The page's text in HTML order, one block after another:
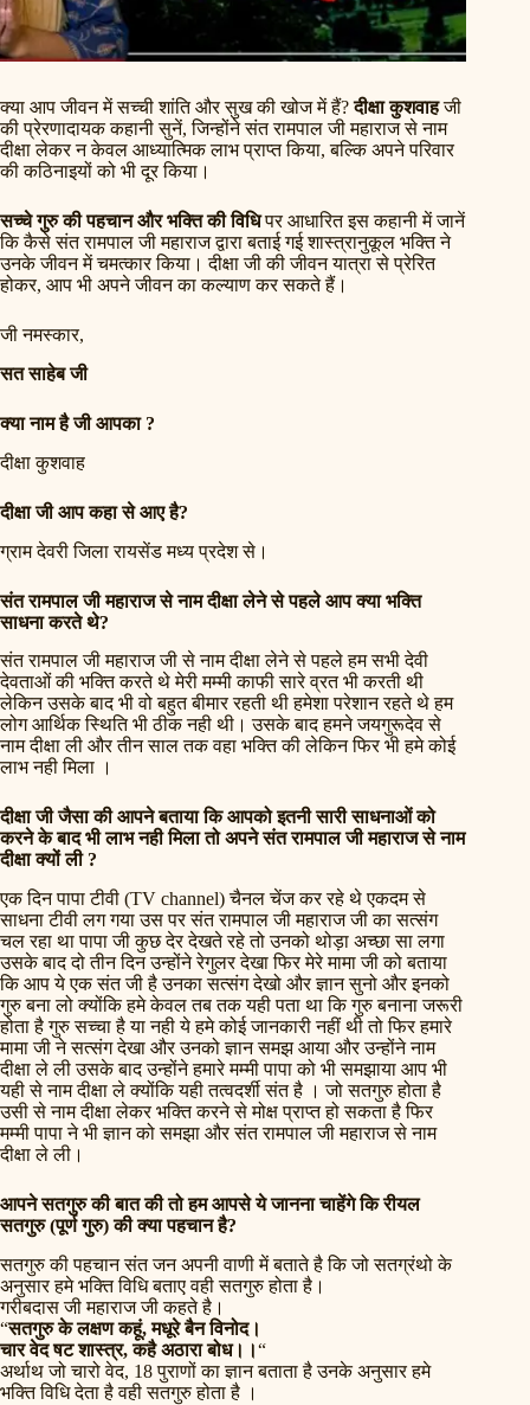
क्या आप जीवन में सच्ची शांति और सुख की खोज में हैं?दीक्षा कुशवाहजी
की प्रेरणादायक कहानी सुनें, जिन्होंने संत रामपाल जी महाराज से नाम
दीक्षा लेकर न केवल आध्यात्मिक लाभ प्राप्त किया, बल्कि अपने परिवार
की कठिनाइयों को भी दूर किया।
सच्चे गुरु की पहचान और भक्ति की विधिपर आधारित इस कहानी में जानें
कि कैसे संत रामपाल जी महाराज द्वारा बताई गई शास्त्रानुकूल भक्ति ने
उनके जीवन में चमत्कार किया। दीक्षा जी की जीवन यात्रा से प्रेरित
होकर, आप भी अपने जीवन का कल्याण कर सकते हैं।
जी नमस्कार,
सत साहेब जी
क्या नाम है जी आपका ?
दीक्षा कुशवाह
दीक्षा जी आप कहा से आए है?
ग्राम देवरी जिला रायसेंड मध्य प्रदेश से।
संत रामपाल जी महाराज से नाम दीक्षा लेने से पहले आप क्या भक्ति
साधना करते थे?
संत रामपाल जी महाराज जी से नाम दीक्षा लेने से पहले हम सभी देवी
देवताओं की भक्ति करते थे मेरी मम्मी काफी सारे व्रत भी करती थी
लेकिन उसके बाद भी वो बहुत बीमार रहती थी हमेशा परेशान रहते थे हम
लोग आर्थिक स्थिति भी ठीक नही थी। उसके बाद हमने जयगुरूदेव से
नाम दीक्षा ली और तीन साल तक वहा भक्ति की लेकिन फिर भी हमे कोई
लाभ नही मिला ।
दीक्षा जी जैसा की आपने बताया कि आपको इतनी सारी साधनाओं को
करने के बाद भी लाभ नही मिला तो अपने संत रामपाल जी महाराज से नाम
दीक्षा क्यों ली ?
एक दिन पापा टीवी (TV channel) चैनल चेंज कर रहे थे एकदम से
साधना टीवी लग गया उस पर संत रामपाल जी महाराज जी का सत्संग
चल रहा था पापा जी कुछ देर देखते रहे तो उनको थोड़ा अच्छा सा लगा
उसके बाद दो तीन दिन उन्होंने रेगुलर देखा फिर मेरे मामा जी को बताया
कि आप ये एक संत जी है उनका सत्संग देखो और ज्ञान सुनो और इनको
गुरु बना लो क्योंकि हमे केवल तब तक यही पता था कि गुरु बनाना जरूरी
होता है गुरु सच्चा है या नही ये हमे कोई जानकारी नहीं थी तो फिर हमारे
मामा जी ने सत्संग देखा और उनको ज्ञान समझ आया और उन्होंने नाम
दीक्षा ले ली उसके बाद उन्होंने हमारे मम्मी पापा को भी समझाया आप भी
यही से नाम दीक्षा ले क्योंकि यही तत्वदर्शी संत है । जो सतगुरु होता है
उसी से नाम दीक्षा लेकर भक्ति करने से मोक्ष प्राप्त हो सकता है फिर
मम्मी पापा ने भी ज्ञान को समझा और संत रामपाल जी महाराज से नाम
दीक्षा ले ली।
आपने सतगुरु की बात की तो हम आपसे ये जानना चाहेंगे कि रीयल
सतगुरु (पूर्ण गुरु) की क्या पहचान है?
सतगुरु की पहचान संत जन अपनी वाणी में बताते है कि जो सतग्रंथो के
अनुसार हमे भक्ति विधि बताए वही सतगुरु होता है।
गरीबदास जी महाराज जी कहते है।
“सतगुरु के लक्षण कहूं, मधूरे बैन विनोद।
चार वेद षट शास्त्र, कहै अठारा बोध।।“
अर्थाथ जो चारो वेद, 18 पुराणों का ज्ञान बताता है उनके अनुसार हमे
भक्ति विधि देता है वही सतगुरु होता है ।